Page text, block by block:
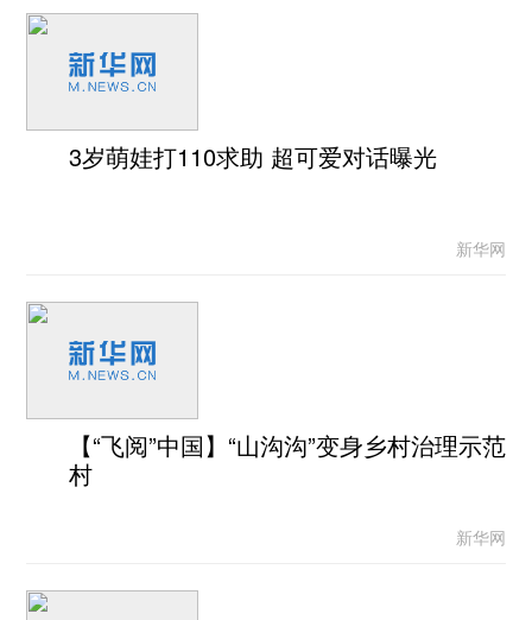
3岁萌娃打110求助 超可爱对话曝光
新华网
【“飞阅”中国】“山沟沟”变身乡村治理示范
村
新华网